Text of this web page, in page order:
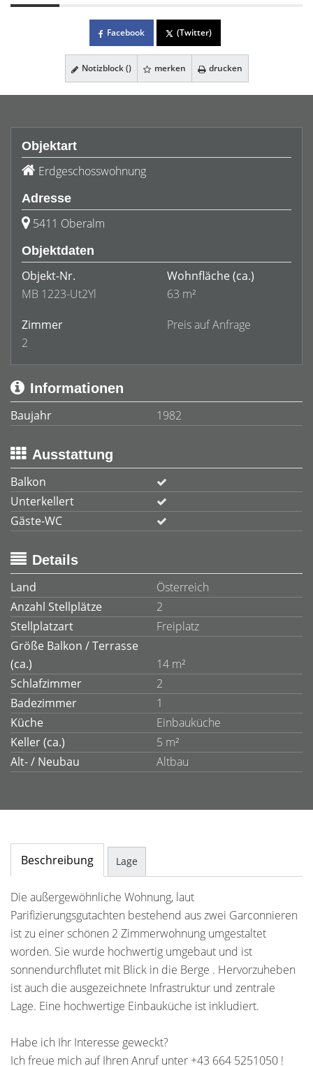
Facebook (Twitter)
Notizblock () merken drucken
Objektart
Erdgeschosswohnung
Adresse
5411 Oberalm
Objektdaten
Objekt-Nr.
MB 1223-Ut2Yl
Wohnfläche (ca.)
63 m²
Zimmer
2
Preis auf Anfrage
Informationen
Baujahr
1982
Ausstattung
Balkon
Unterkellert
Gäste-WC
Details
Land
Österreich
Anzahl Stellplätze
2
Stellplatzart
Freiplatz
Größe Balkon / Terrasse
(ca.)
14 m²
Schlafzimmer
2
Badezimmer
1
Küche
Einbauküche
Keller (ca.)
5 m²
Alt- / Neubau
Altbau
Beschreibung Lage
Die außergewöhnliche Wohnung, laut
Parifizierungsgutachten bestehend aus zwei Garconnieren
ist zu einer schönen 2 Zimmerwohnung umgestaltet
worden. Sie wurde hochwertig umgebaut und ist
sonnendurchflutet mit Blick in die Berge . Hervorzuheben
ist auch die ausgezeichnete Infrastruktur und zentrale
Lage. Eine hochwertige Einbauküche ist inkludiert.
Habe ich Ihr Interesse geweckt?
Ich freue mich auf Ihren Anruf unter +43 664 5251050 !